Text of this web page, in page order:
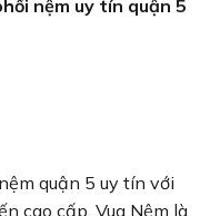
nệm uy tín quận 5
quận 5 uy tín với
cao cấp, Vua Nệm là